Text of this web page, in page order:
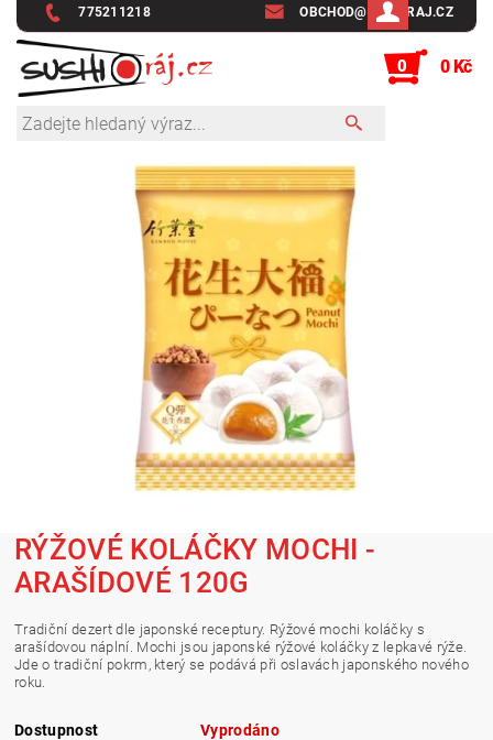
775211218 OBCHOD@SUSHIRAJ.CZ
0 0 Kč
RÝŽOVÉ KOLÁČKY MOCHI -
ARAŠÍDOVÉ 120G
Tradiční dezert dle japonské receptury. Rýžové mochi koláčky s
arašídovou náplní. Mochi jsou japonské rýžové koláčky z lepkavé rýže.
Jde o tradiční pokrm, který se podává při oslavách japonského nového
roku.
Dostupnost
Vyprodáno